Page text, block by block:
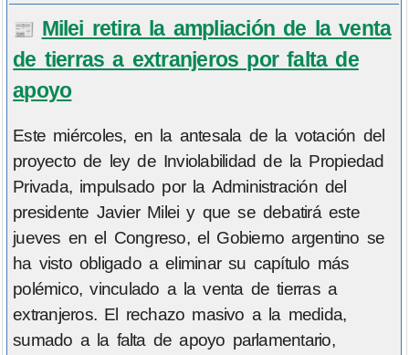
📰 Milei retira la ampliación de la venta
de tierras a extranjeros por falta de
apoyo
Este miércoles, en la antesala de la votación del
proyecto de ley de Inviolabilidad de la Propiedad
Privada, impulsado por la Administración del
presidente Javier Milei y que se debatirá este
jueves en el Congreso, el Gobierno argentino se
ha visto obligado a eliminar su capítulo más
polémico, vinculado a la venta de tierras a
extranjeros. El rechazo masivo a la medida,
sumado a la falta de apoyo parlamentario,